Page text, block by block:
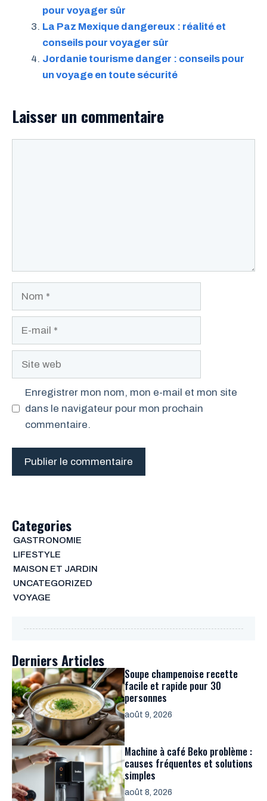
pour voyager sûr
La Paz Mexique dangereux : réalité et
conseils pour voyager sûr
Jordanie tourisme danger : conseils pour
un voyage en toute sécurité
Laisser un commentaire
Enregistrer mon nom, mon e-mail et mon site
dans le navigateur pour mon prochain
commentaire.
Categories
GASTRONOMIE
LIFESTYLE
MAISON ET JARDIN
UNCATEGORIZED
VOYAGE
Derniers Articles
Soupe champenoise recette
facile et rapide pour 30
personnes
août 9, 2026
Machine à café Beko problème :
causes fréquentes et solutions
simples
août 8, 2026